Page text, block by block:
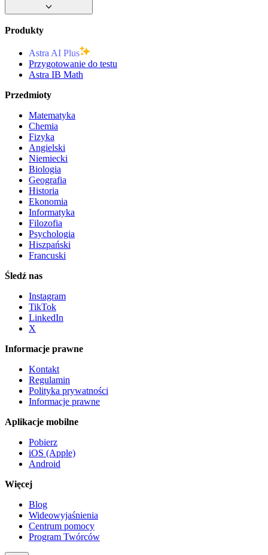
Produkty
Astra AI Plus
Przygotowanie do testu
Astra IB Math
Przedmioty
Matematyka
Chemia
Fizyka
Angielski
Niemiecki
Biologia
Geografia
Historia
Ekonomia
Informatyka
Filozofia
Psychologia
Hiszpański
Francuski
Śledź nas
Instagram
TikTok
LinkedIn
X
Informacje prawne
Kontakt
Regulamin
Polityka prywatności
Informacje prawne
Aplikacje mobilne
Pobierz
iOS (Apple)
Android
Więcej
Blog
Wideowyjaśnienia
Centrum pomocy
Program Twórców